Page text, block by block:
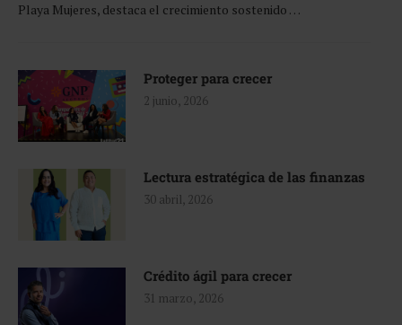
Playa Mujeres, destaca el crecimiento sostenido …
Proteger para crecer
2 junio, 2026
Lectura estratégica de las finanzas
30 abril, 2026
Crédito ágil para crecer
31 marzo, 2026